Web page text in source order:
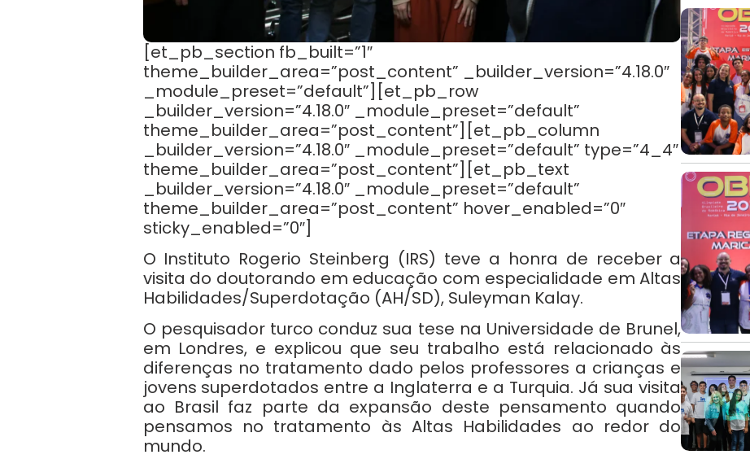
[et_pb_section fb_built=”1″
theme_builder_area=”post_content” _builder_version=”4.18.0″
_module_preset=”default”][et_pb_row
_builder_version=”4.18.0″ _module_preset=”default”
theme_builder_area=”post_content”][et_pb_column
_builder_version=”4.18.0″ _module_preset=”default” type=”4_4″
theme_builder_area=”post_content”][et_pb_text
_builder_version=”4.18.0″ _module_preset=”default”
theme_builder_area=”post_content” hover_enabled=”0″
sticky_enabled=”0″]
O Instituto Rogerio Steinberg (IRS) teve a honra de receber a
visita do doutorando em educação com especialidade em Altas
Habilidades/Superdotação (AH/SD), Suleyman Kalay.
O pesquisador turco conduz sua tese na Universidade de Brunel,
em Londres, e explicou que seu trabalho está relacionado às
diferenças no tratamento dado pelos professores a crianças e
jovens superdotados entre a Inglaterra e a Turquia. Já sua visita
ao Brasil faz parte da expansão deste pensamento quando
pensamos no tratamento às Altas Habilidades ao redor do
mundo.